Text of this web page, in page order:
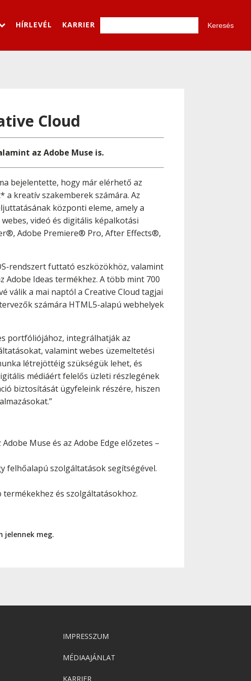
HÍRLEVÉL KARRIER
Cloud
az Adobe Muse is.
bejelentette, hogy már elérhető az
kreatív szakemberek számára. Az
központi eleme, amely a
videó és digitális képalkotási
Adobe Premiere® Pro, After Effects®,
rendszert futtató eszközökhöz, valamint
Ideas termékhez. A több mint 700
válik a mai naptól a Creative Cloud tagjai
számára HTML5-alapú webhelyek
portfóliójához, integrálhatják az
valamint webes üzemeltetési
létrejöttéig szükségük lehet, és
médiáért felelős üzleti részlegének
biztosítását ügyfeleink részére, hiszen
Muse és az Adobe Edge előzetes –
felhőalapú szolgáltatások segítségével.
és szolgáltatásokhoz.
jelennek meg.
IMPRESSZUM
MÉDIAAJÁNLAT
KARRIER